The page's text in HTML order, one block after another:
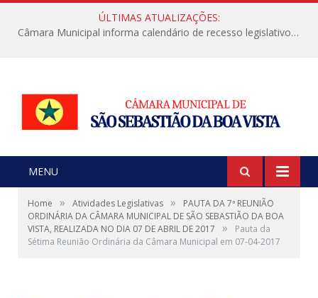
ÚLTIMAS ATUALIZAÇÕES:
Câmara Municipal informa calendário de recesso legislativo de julho
MENU
Home » Atividades Legislativas »
PAUTA DA 7ª REUNIÃO
ORDINÁRIA DA CÂMARA MUNICIPAL DE SÃO SEBASTIÃO DA BOA
VISTA, REALIZADA NO DIA 07 DE ABRIL DE 2017
»
Pauta da
Sétima Reunião Ordinária da Câmara Municipal em 07-04-2017